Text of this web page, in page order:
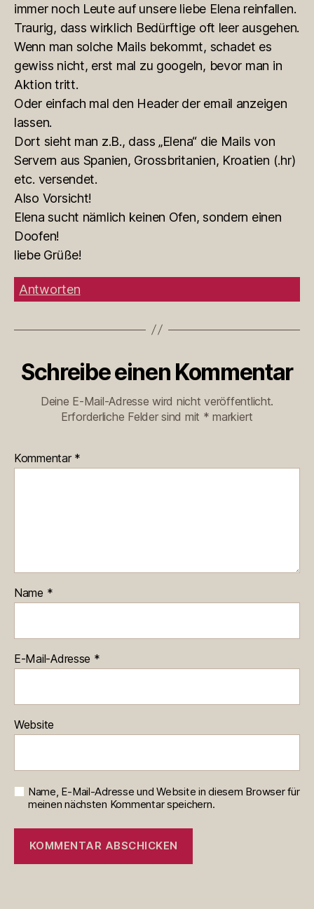
immer noch Leute auf unsere liebe Elena reinfallen.
Traurig, dass wirklich Bedürftige oft leer ausgehen.
Wenn man solche Mails bekommt, schadet es
gewiss nicht, erst mal zu googeln, bevor man in
Aktion tritt.
Oder einfach mal den Header der email anzeigen
lassen.
Dort sieht man z.B., dass „Elena“ die Mails von
Servern aus Spanien, Grossbritanien, Kroatien (.hr)
etc. versendet.
Also Vorsicht!
Elena sucht nämlich keinen Ofen, sondern einen
Doofen!
liebe Grüße!
Antworten
Schreibe einen Kommentar
Deine E-Mail-Adresse wird nicht veröffentlicht.
Erforderliche Felder sind mit * markiert
Kommentar *
Name *
E-Mail-Adresse *
Website
Name, E-Mail-Adresse und Website in diesem Browser für
meinen nächsten Kommentar speichern.